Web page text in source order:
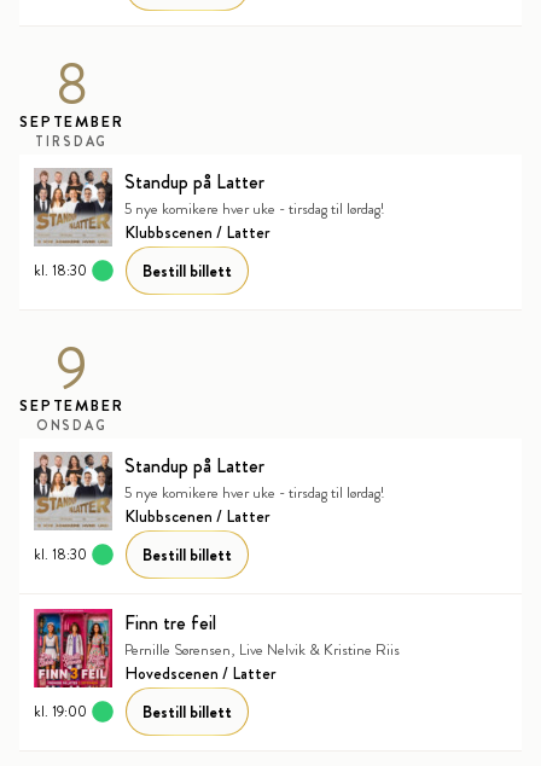
8
SEPTEMBER
TIRSDAG
Standup på Latter
5 nye komikere hver uke - tirsdag til lørdag!
Klubbscenen / Latter
kl. 18:30 Bestill billett
9
SEPTEMBER
ONSDAG
Standup på Latter
5 nye komikere hver uke - tirsdag til lørdag!
Klubbscenen / Latter
kl. 18:30 Bestill billett
Finn tre feil
Pernille Sørensen, Live Nelvik & Kristine Riis
Hovedscenen / Latter
kl. 19:00 Bestill billett